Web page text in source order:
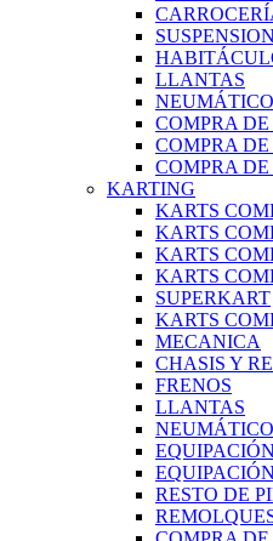
LLANTAS
COMPRA
COMPRA
COMPRA DE
KARTING
KARTS
KARTS
KARTS
KARTS
SUPERKART
KARTS
MECANICA
CHASIS Y
FRENOS
LLANTAS
RESTO DE